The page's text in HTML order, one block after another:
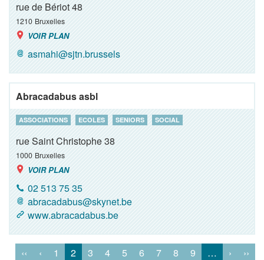
rue de Bériot 48
1210 Bruxelles
VOIR PLAN
asmahi@sjtn.brussels
Abracadabus asbl
ASSOCIATIONS ECOLES SENIORS SOCIAL
rue Saint Christophe 38
1000 Bruxelles
VOIR PLAN
02 513 75 35
abracadabus@skynet.be
www.abracadabus.be
‹‹ ‹ 1 2 3 4 5 6 7 8 9 … › ››